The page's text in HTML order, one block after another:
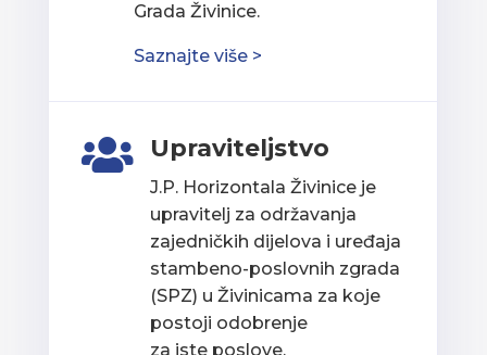
Grada Živinice.
Saznajte više >
 Upraviteljstvo
J.P. Horizontala Živinice je
upravitelj za održavanja
zajedničkih dijelova i uređaja
stambeno-poslovnih zgrada
(SPZ) u Živinicama za koje
postoji odobrenje
za iste poslove.